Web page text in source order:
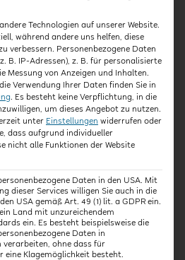
den Arbeitsalltag ohne
mit direktem Bezug zur
aufbereitet und
in Kitas.
erwarten Sie:
und Berechtigung
Zweckbindung und
Transparenz und
Technologien auf unserer Website.
während andere uns helfen, diese
verbessern. Personenbezogene Daten
B. IP-Adressen), z. B. für personalisierte
Messung von Anzeigen und Inhalten.
Verwendung Ihrer Daten finden Sie in
. Es besteht keine Verpflichtung, in die
um dieses Angebot zu nutzen.
unter Einstellungen widerrufen oder
dass aufgrund individueller
nicht alle Funktionen der Website
Daten in den USA. Mit
dieser Services willigen Sie auch in die
USA gemäß Art. 49 (1) lit. a GDPR ein.
Land mit unzureichendem
ein. Es besteht beispielsweise die
Daten in
ohne dass für
eine Klagemöglichkeit besteht.